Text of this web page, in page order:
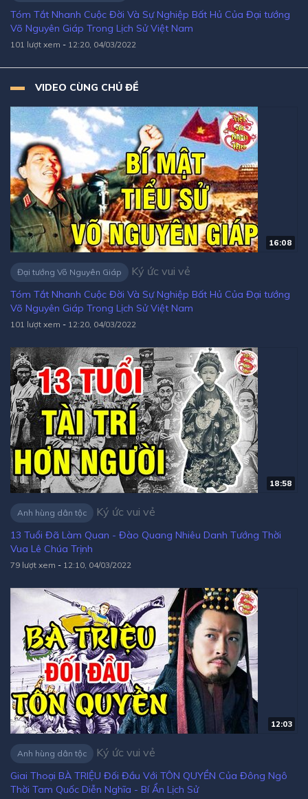
Tóm Tắt Nhanh Cuộc Đời Và Sự Nghiệp Bất Hủ Của Đại tướng
Võ Nguyên Giáp Trong Lịch Sử Việt Nam
101 lượt xem - 12:20, 04/03/2022
VIDEO CÙNG CHỦ ĐỀ
16:08
Đại tướng Võ Nguyên Giáp Ký ức vui vẻ
Tóm Tắt Nhanh Cuộc Đời Và Sự Nghiệp Bất Hủ Của Đại tướng
Võ Nguyên Giáp Trong Lịch Sử Việt Nam
101 lượt xem - 12:20, 04/03/2022
18:58
Anh hùng dân tộc Ký ức vui vẻ
13 Tuổi Đã Làm Quan - Đào Quang Nhiêu Danh Tướng Thời
Vua Lê Chúa Trịnh
79 lượt xem - 12:10, 04/03/2022
12:03
Anh hùng dân tộc Ký ức vui vẻ
Giai Thoại BÀ TRIỆU Đối Đầu Với TÔN QUYỀN Của Đông Ngô
Thời Tam Quốc Diễn Nghĩa - Bí Ẩn Lịch Sử